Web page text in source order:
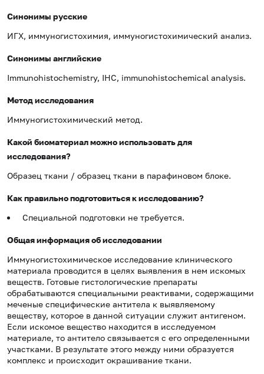
Синонимы русские
ИГХ, иммуногистохимия, иммуногистохимический анализ.
Синонимы английские
Immunohistochemistry, IHС, immunohistochemical analysis.
Метод исследования
Иммуногистохимический метод.
Какой биоматериал можно использовать для
исследования?
Образец ткани / образец ткани в парафиновом блоке.
Как правильно подготовиться к исследованию?
Специальной подготовки не требуется.
Общая информация об исследовании
Иммуногистохимическое исследование клинического
материала проводится в целях выявления в нем искомых
веществ. Готовые гистологические препараты
обрабатываются специальными реактивами, содержащими
меченые специфические антитела к выявляемому
веществу, которое в данной ситуации служит антигеном.
Если искомое вещество находится в исследуемом
материале, то антитело связывается с его определенными
участками. В результате этого между ними образуется
комплекс и происходит окрашивание ткани.